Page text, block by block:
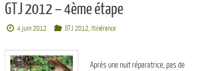
GTJ 2012 – 4ème étape
4 juin 2012 .GTJ 2012, Itinérance
Après une nuit réparatrice, pas de